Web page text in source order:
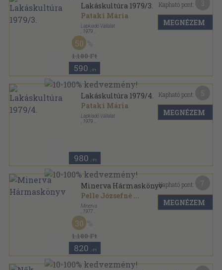
Lakáskultúra 1979/3.
Pataki Mária
Lapkiadó Vállalat
1979
Tűzött kötés
Lakáskultúra sorozat
1.180 Ft
50
590 ,-Ft
Kapható pont:
MEGNÉZEM
Lakáskultúra 1979/4.
Pataki Mária
Lapkiadó Vállalat
1979
980 ,-Ft
Kapható pont:
MEGNÉZEM
Minerva Hármaskönyv
Pelle Józsefné ...
Minerva
1977
Fűzött kemény papírkötés
1.180 Ft
30
820 ,-Ft
Kapható pont:
MEGNÉZEM